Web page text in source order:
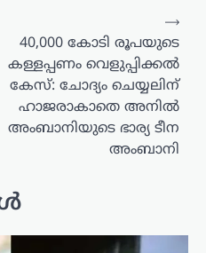
40,000 കോടി രൂപയുടെ
കള്ളപ്പണം വെളുപ്പിക്കൽ
കേസ്: ചോദ്യം ചെയ്യലിന്
ഹാജരാകാതെ അനിൽ
അംബാനിയുടെ ഭാര്യ ടീന
അംബാനി
⟶